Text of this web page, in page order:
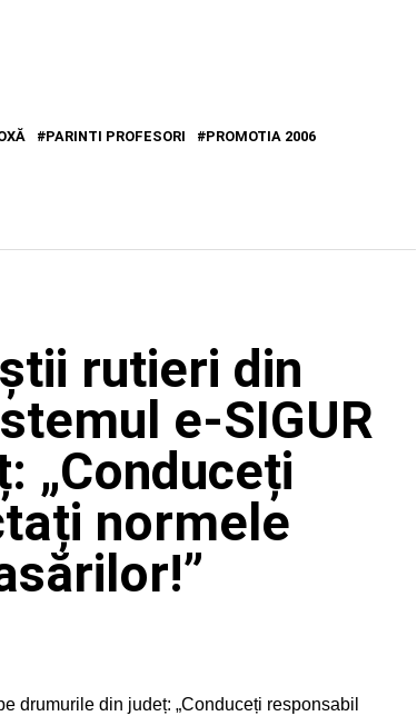
PARINTI PROFESORI PROMOTIA 2006
rutieri din
e-SIGUR
„Conduceți
normele
drumurile din județ: „Conduceți responsabil